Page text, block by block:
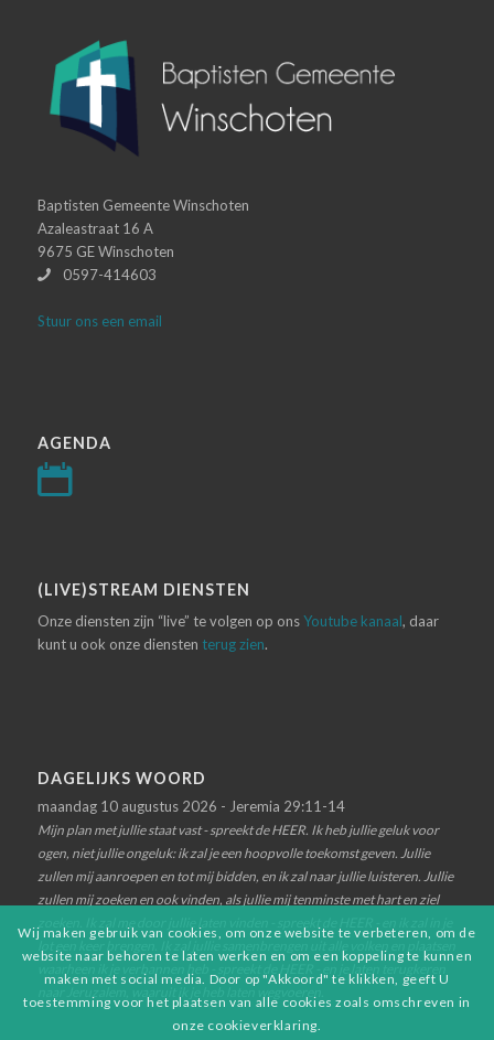
Baptisten Gemeente Winschoten
Azaleastraat 16 A
9675 GE Winschoten
0597-414603
Stuur ons een email
AGENDA
(LIVE)STREAM DIENSTEN
Onze diensten zijn “live” te volgen op onsYoutube kanaal, daar
kunt u ook onze diensten terug zien.
DAGELIJKS WOORD
maandag 10 augustus 2026 - Jeremia 29:11-14
Mijn plan met jullie staat vast - spreekt de HEER. Ik heb jullie geluk voor
ogen, niet jullie ongeluk: ik zal je een hoopvolle toekomst geven. Jullie
zullen mij aanroepen en tot mij bidden, en ik zal naar jullie luisteren. Jullie
zullen mij zoeken en ook vinden, als jullie mij tenminste met hart en ziel
Wij maken gebruik van cookies, om onze website te verbeteren, om de
website naar behoren te laten werken en om een koppeling te kunnen
maken met social media. Door op "Akkoord" te klikken, geeft U
toestemming voor het plaatsen van alle cookies zoals omschreven in
onze cookieverklaring.